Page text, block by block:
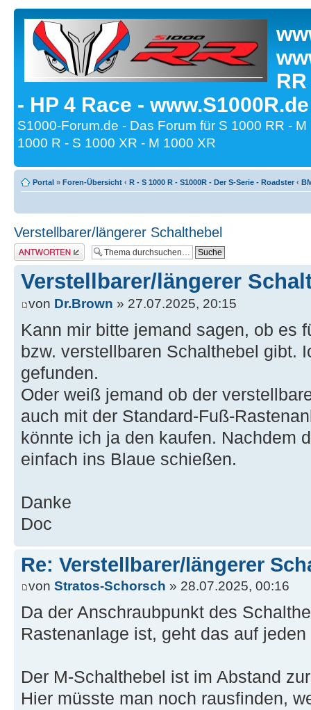
- HP 4 Race -
S1000-Forum.de - Das Forum für S 1000 RR -
1000 R - S 1000 XR - M 1000 XR
Portal » Foren-Übersicht ‹ R - S 1000 R - S1000R - Der S-Serie - Roadster ‹
Verstellbarer/längerer Schalthebel
Antwort erstellen
Verstellbarer/längerer
von Dr.Brown » 27.07.2025, 20:15
Kann mir bitte jemand sagen, ob es
bzw. verstellbaren Schalthebel gibt.
gefunden.
Oder weiß jemand ob der
auch mit der Standard-Fuß-
könnte ich ja den kaufen. Nachdem
einfach ins Blaue schießen.
Danke
Doc
Re: Verstellbarer/längerer
von Stratos-Schorsch » 28.07.2025, 00:16
Da der Anschraubpunkt des
Rastenanlage ist, geht das auf jeden
Der M-Schalthebel ist im Abstand
Hier müsste man noch rausfinden,